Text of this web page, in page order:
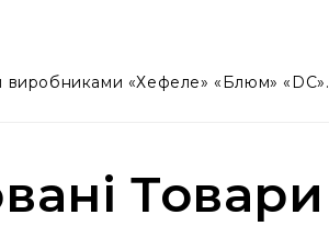
виробниками «Хефеле» «Блюм» «DC».
Товари